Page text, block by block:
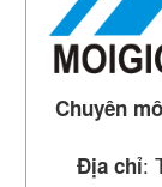
Chuyên
Địa chỉ: